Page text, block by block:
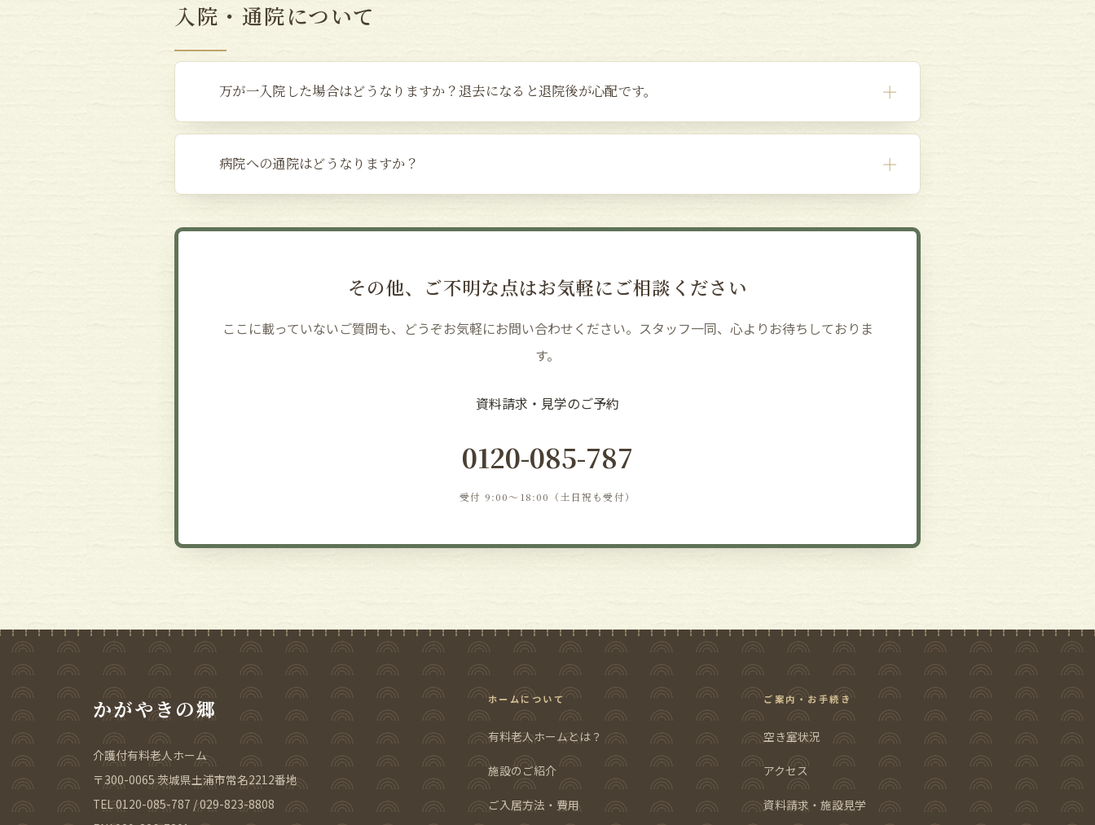
入院・通院について
万が一入院した場合はどうなりますか？退去になると退院後が心配です。 ＋
病院への通院はどうなりますか？ ＋
その他、ご不明な点はお気軽にご相談ください
ここに載っていないご質問も、どうぞお気軽にお問い合わせください。スタッフ一同、心よりお待ちしておりま
す。
資料請求・見学のご予約
0120-085-787
受付 9:00〜18:00（土日祝も受付）
かがやきの郷
介護付有料老人ホーム
〒300-0065 茨城県土浦市常名2212番地
TEL 0120-085-787 / 029-823-8808
ホームについて
有料老人ホームとは？
施設のご紹介
ご入居方法・費用
ご案内・お手続き
空き室状況
アクセス
資料請求・施設見学